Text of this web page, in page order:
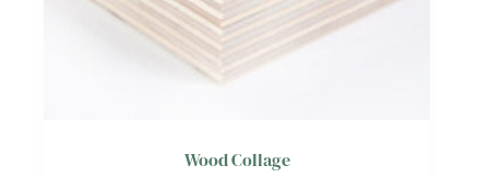
Wood Collage